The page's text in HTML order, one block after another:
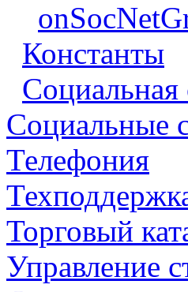
Константы
Социальная
Социальные
Телефония
Торговый
Управление